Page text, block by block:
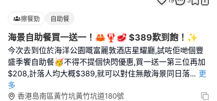
擦餐勁 自助餐
海景自助餐買一送一！🦀🦞🥩 $389歎到飽！✨
今次去到位於海洋公園嘅富麗敦酒店星耀廳,試咗佢哋個豐
盛季饗自助餐🥳不得不提個快閃優惠,買一送一第三位再加
$208,計落人均大概$389,就可以對住無敵海景同日落... 更
多
香港島南區黃竹坑黃竹坑道180號